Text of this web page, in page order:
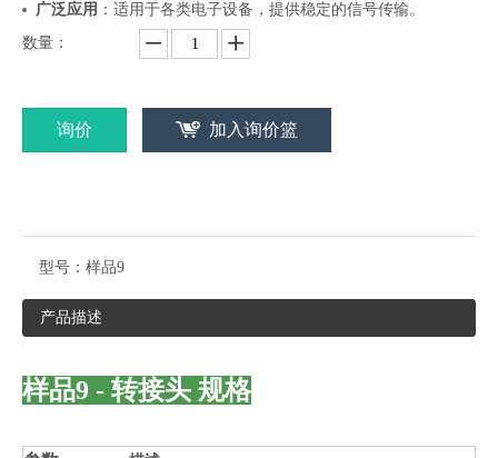
广泛应用 ：适用于各类电子设备，提供稳定的信号传输。
数量：
询价 加入询价篮
型号： 样品9
产品描述
样品9 - 转接头 规格